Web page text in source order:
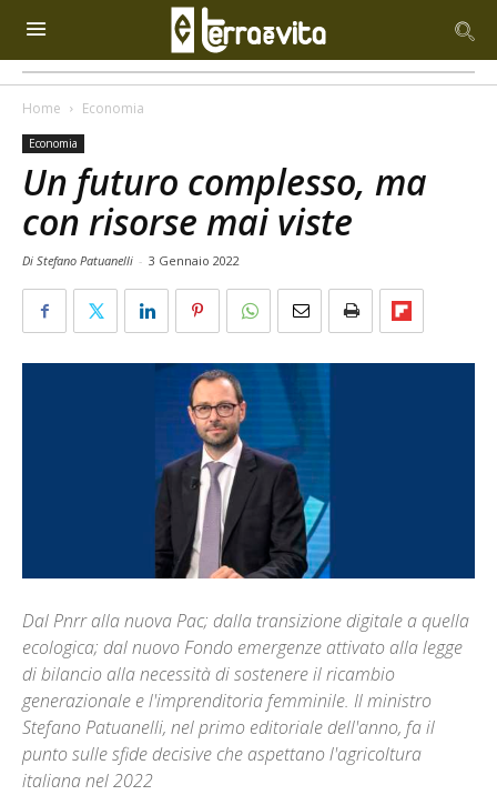
Home Economia
Economia
Un futuro complesso, ma
con risorse mai viste
Di Stefano Patuanelli - 3 Gennaio 2022
Dal Pnrr alla nuova Pac; dalla transizione digitale a quella
ecologica; dal nuovo Fondo emergenze attivato alla legge
di bilancio alla necessità di sostenere il ricambio
generazionale e l'imprenditoria femminile. Il ministro
Stefano Patuanelli, nel primo editoriale dell'anno, fa il
punto sulle sfide decisive che aspettano l'agricoltura
italiana nel 2022